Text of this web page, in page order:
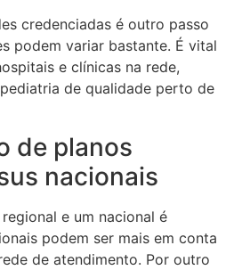
credenciadas é outro passo
podem variar bastante. É vital
e clínicas na rede,
de qualidade perto de
de planos
nacionais
e um nacional é
podem ser mais em conta
de atendimento. Por outro